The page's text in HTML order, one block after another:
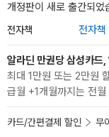
개정판이 새로 출간되었
전자책 전자책
알라딘 만권당 삼성카드
최대 1만원 또는 2만원
급월 +1개월까지는 전
카드/간편결제 할인 무